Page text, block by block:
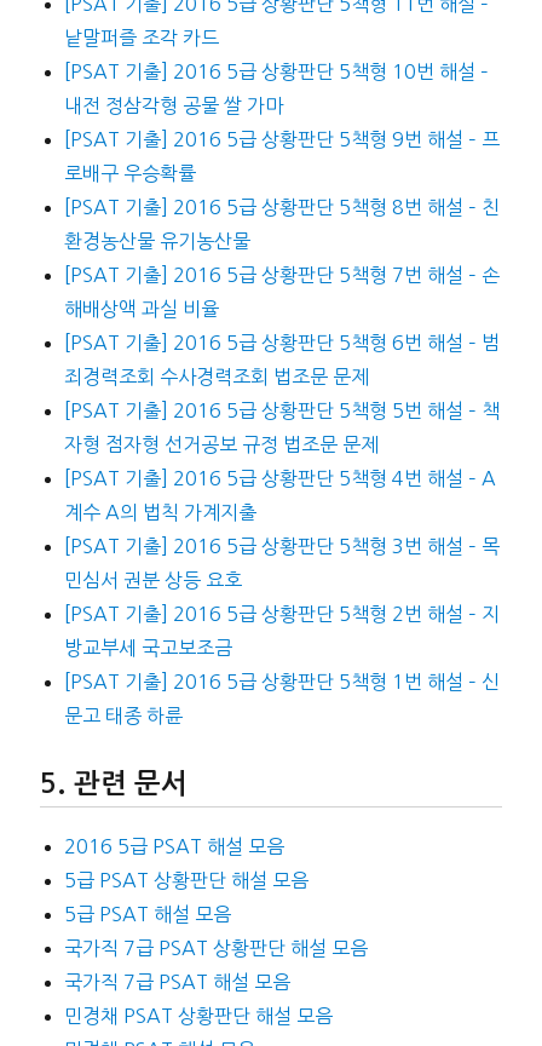
낱말퍼즐 조각 카드
[PSAT 기출] 2016 5급 상황판단 5책형 10번 해설 –
내전 정삼각형 공물 쌀 가마
[PSAT 기출] 2016 5급 상황판단 5책형 9번 해설 – 프
로배구 우승확률
[PSAT 기출] 2016 5급 상황판단 5책형 8번 해설 – 친
환경농산물 유기농산물
[PSAT 기출] 2016 5급 상황판단 5책형 7번 해설 – 손
해배상액 과실 비율
[PSAT 기출] 2016 5급 상황판단 5책형 6번 해설 – 범
죄경력조회 수사경력조회 법조문 문제
[PSAT 기출] 2016 5급 상황판단 5책형 5번 해설 – 책
자형 점자형 선거공보 규정 법조문 문제
[PSAT 기출] 2016 5급 상황판단 5책형 4번 해설 – A
계수 A의 법칙 가계지출
[PSAT 기출] 2016 5급 상황판단 5책형 3번 해설 – 목
민심서 권분 상등 요호
[PSAT 기출] 2016 5급 상황판단 5책형 2번 해설 – 지
방교부세 국고보조금
[PSAT 기출] 2016 5급 상황판단 5책형 1번 해설 – 신
문고 태종 하륜
관련 문서
2016 5급 PSAT 해설 모음
5급 PSAT 상황판단 해설 모음
5급 PSAT 해설 모음
국가직 7급 PSAT 상황판단 해설 모음
국가직 7급 PSAT 해설 모음
민경채 PSAT 상황판단 해설 모음